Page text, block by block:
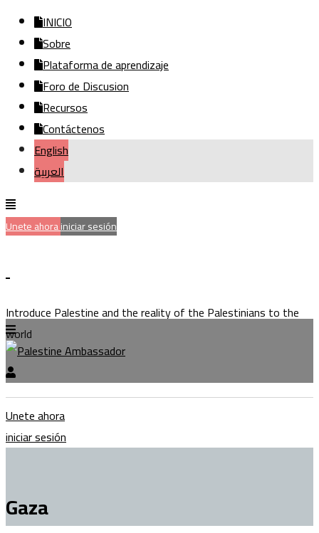
INICIO
Sobre
Plataforma de aprendizaje
Foro de Discusion
Recursos
Contáctenos
English
العربية
Unete ahorainiciar sesión
Introduce Palestine and the reality of the Palestinians to the
world
Unete ahora
iniciar sesión
Gaza